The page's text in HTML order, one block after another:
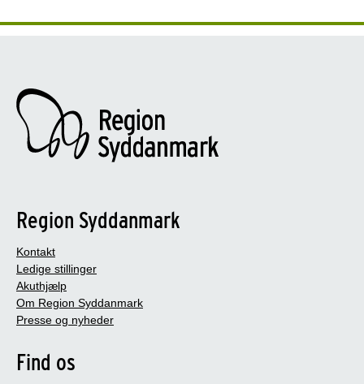
Region Syddanmark
Kontakt
Ledige stillinger
Akuthjælp
Om Region Syddanmark
Presse og nyheder
Find os